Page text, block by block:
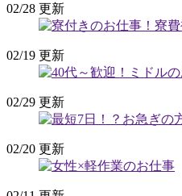
02/28 更新
02/19 更新
02/29 更新
02/20 更新